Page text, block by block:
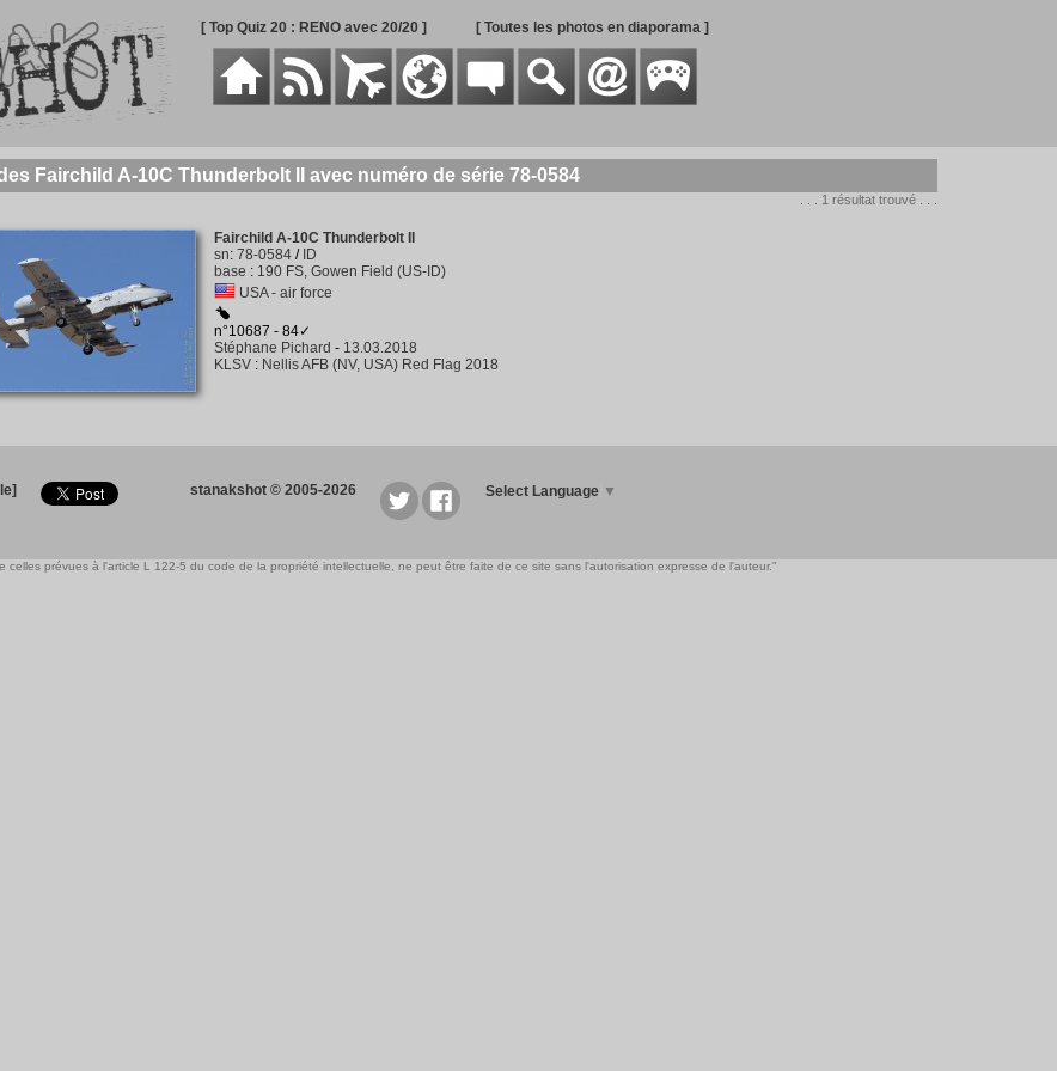
[ Top Quiz 20 : RENO avec 20/20 ] [ Toutes les photos en diaporama ]
Fairchild A-10C Thunderbolt II avec numéro de série 78-0584
. . . 1 résultat trouvé . . .
Fairchild A-10C Thunderbolt II
sn: 78-0584/ ID
base : 190 FS, Gowen Field (US-ID)
USA - air force
n°10687 - 84✓
Stéphane Pichard - 13.03.2018
KLSV: Nellis AFB (NV, USA) Red Flag 2018
stanakshot © 2005-2026 Select Language ▼
celles prévues à l'article L 122-5 du code de la propriété intellectuelle, ne peut être faite de ce site sans l'autorisation expresse de l'auteur."